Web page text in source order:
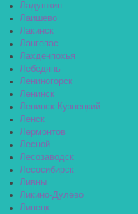
Ладушкин
Лаишево
Лакинск
Лангепас
Лахденпохья
Лебедянь
Лениногорск
Ленинск
Ленинск-Кузнецкий
Ленск
Лермонтов
Лесной
Лесозаводск
Лесосибирск
Ливны
Ликино-Дулёво
Липецк